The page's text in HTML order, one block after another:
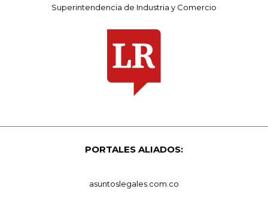
Superintendencia de Industria y Comercio
PORTALES ALIADOS:
asuntoslegales.com.co